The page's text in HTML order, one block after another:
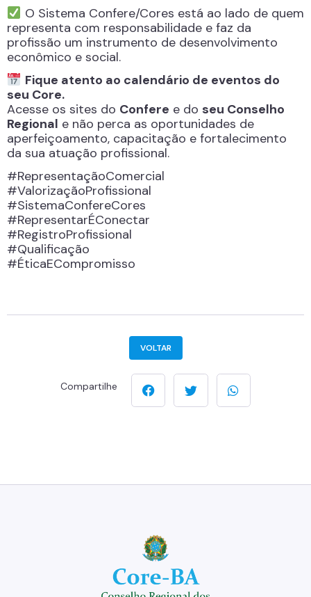
O Sistema Confere/Cores está ao lado de quem
representa com responsabilidade e faz da
profissão um instrumento de desenvolvimento
econômico e social.
Fique atento ao calendário de eventos do
seu Core.
Acesse os sites do Confere e do seu Conselho
Regional e não perca as oportunidades de
aperfeiçoamento, capacitação e fortalecimento
da sua atuação profissional.
#RepresentaçãoComercial
#ValorizaçãoProfissional
#SistemaConfereCores
#RepresentarÉConectar
#RegistroProfissional
#Qualificação
#ÉticaECompromisso
VOLTAR
Compartilhe